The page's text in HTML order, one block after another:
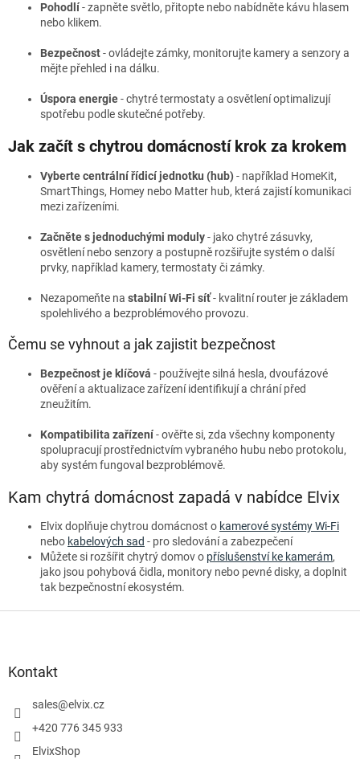
Pohodlí- zapněte světlo, přitopte nebo nabídněte kávu hlasem
nebo klikem.
Bezpečnost- ovládejte zámky, monitorujte kamery a senzory a
mějte přehled i na dálku.
Úspora energie- chytré termostaty a osvětlení optimalizují
spotřebu podle skutečné potřeby.
Jak začít s chytrou domácností krok za krokem
Vyberte centrální řídicí jednotku (hub) - například HomeKit,
SmartThings, Homey nebo Matter hub, která zajistí komunikaci
mezi zařízeními.
Začněte s jednoduchými moduly- jako chytré zásuvky,
osvětlení nebo senzory a postupně rozšiřujte systém o další
prvky, například kamery, termostaty či zámky.
Nezapomeňte na stabilní Wi-Fi síť- kvalitní router je základem
spolehlivého a bezproblémového provozu.
Čemu se vyhnout a jak zajistit bezpečnost
Bezpečnost je klíčová - používejte silná hesla, dvoufázové
ověření a aktualizace zařízení identifikují a chrání před
zneužitím.
Kompatibilita zařízení- ověřte si, zda všechny komponenty
spolupracují prostřednictvím vybraného hubu nebo protokolu,
aby systém fungoval bezproblémově.
Kam chytrá domácnost zapadá v nabídce Elvix
Elvix doplňuje chytrou domácnost o kamerové systémy Wi-Fi
nebo kabelových sad - pro sledování a zabezpečení
Můžete si rozšířit chytrý domov o příslušenství ke kamerám,
jako jsou pohybová čidla, monitory nebo pevné disky, a doplnit
tak bezpečnostní ekosystém.
Kontakt
sales@elvix.cz
+420 776 345 933
ElvixShop